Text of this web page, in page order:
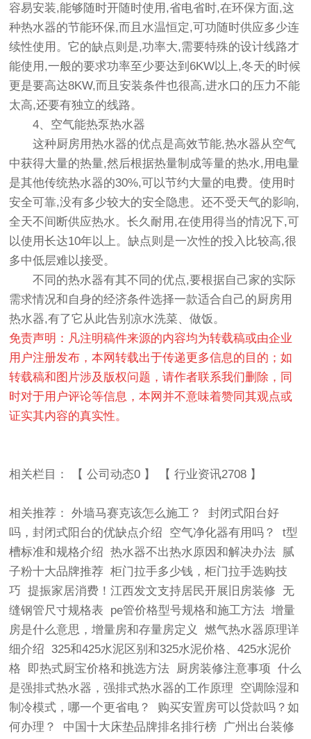
容易安装,能够随时开随时使用,省电省时,在环保方面,这
种热水器的节能环保,而且水温恒定,可功随时供应多少连
续性使用。它的缺点则是,功率大,需要特殊的设计线路才
能使用,一般的要求功率至少要达到6KW以上,冬天的时候
更是要高达8KW,而且安装条件也很高,进水口的压力不能
太高,还要有独立的线路。
4、空气能热泵热水器
这种厨房用热水器的优点是高效节能,热水器从空气
中获得大量的热量,然后根据热量制成等量的热水,用电量
是其他传统热水器的30%,可以节约大量的电费。使用时
安全可靠,没有多少较大的安全隐患。还不受天气的影响,
全天不间断供应热水。长久耐用,在使用得当的情况下,可
以使用长达10年以上。缺点则是一次性的投入比较高,很
多中低层难以接受。
不同的热水器有其不同的优点,要根据自己家的实际
需求情况和自身的经济条件选择一款适合自己的厨房用
热水器,有了它从此告别凉水洗菜、做饭。
免责声明：凡注明稿件来源的内容均为转载稿或由企业
用户注册发布，本网转载出于传递更多信息的目的；如
转载稿和图片涉及版权问题，请作者联系我们删除，同
时对于用户评论等信息，本网并不意味着赞同其观点或
证实其内容的真实性。
相关栏目： 【 公司动态0 】 【 行业资讯2708 】
相关推荐：外墙马赛克该怎么施工？
封闭式阳台好
吗，封闭式阳台的优缺点介绍
空气净化器有用吗？
t型
槽标准和规格介绍
热水器不出热水原因和解决办法 腻
子粉十大品牌推荐 柜门拉手多少钱，柜门拉手选购技
巧
提振家居消费！江西发文支持居民开展旧房装修
无
缝钢管尺寸规格表
pe管价格型号规格和施工方法 增量
房是什么意思，增量房和存量房定义
燃气热水器原理详
细介绍
325和425水泥区别和325水泥价格、425水泥价
格
即热式厨宝价格和挑选方法 厨房装修注意事项
什么
是强排式热水器，强排式热水器的工作原理
空调除湿和
制冷模式，哪一个更省电？
购买安置房可以贷款吗？如
何办理？
中国十大床垫品牌排名排行榜
广州出台装修